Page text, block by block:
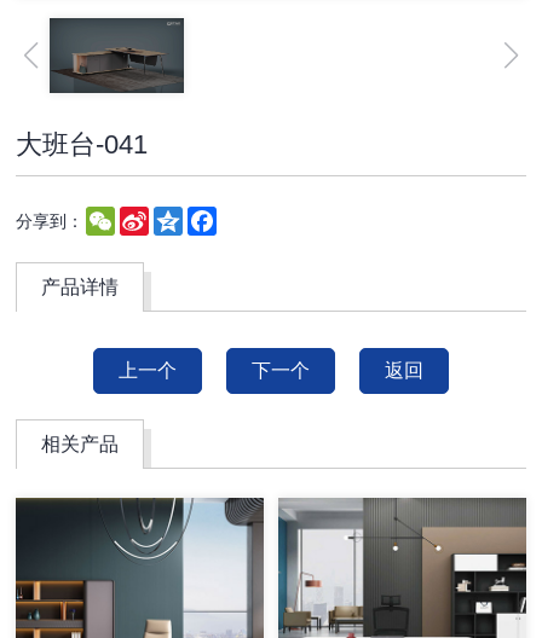
大班台-041
分享到： WeChat
Sina
Weibo
Qzone
产品详情
上一个 下一个 返回
相关产品